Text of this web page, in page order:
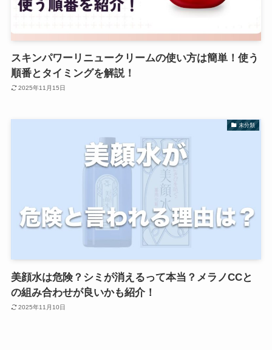
スキンパワーリニュークリームの使い方は簡単！使う
順番とタイミングを解説！
2025年11月15日
未分類
美顔水は危険？シミが消えるって本当？メラノCCと
の組み合わせが良いかも紹介！
2025年11月10日